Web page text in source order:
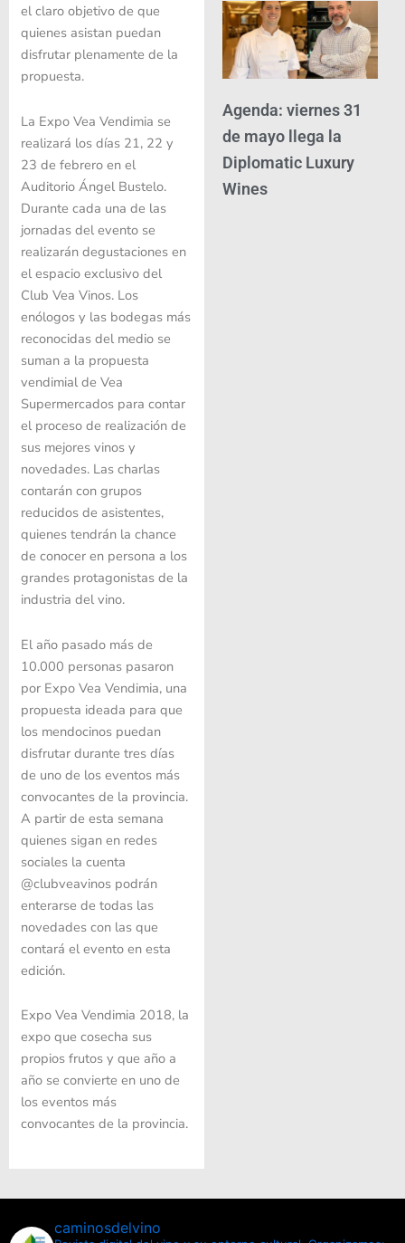
el claro objetivo de que
quienes asistan puedan
disfrutar plenamente de la
propuesta.
La Expo Vea Vendimia se
realizará los días 21, 22 y
23 de febrero en el
Auditorio Ángel Bustelo.
Durante cada una de las
jornadas del evento se
realizarán degustaciones en
el espacio exclusivo del
Club Vea Vinos. Los
enólogos y las bodegas más
reconocidas del medio se
suman a la propuesta
vendimial de Vea
Supermercados para contar
el proceso de realización de
sus mejores vinos y
novedades. Las charlas
contarán con grupos
reducidos de asistentes,
quienes tendrán la chance
de conocer en persona a los
grandes protagonistas de la
industria del vino.
El año pasado más de
10.000 personas pasaron
por Expo Vea Vendimia, una
propuesta ideada para que
los mendocinos puedan
disfrutar durante tres días
de uno de los eventos más
convocantes de la provincia.
A partir de esta semana
quienes sigan en redes
sociales la cuenta
@clubveavinos podrán
enterarse de todas las
novedades con las que
contará el evento en esta
edición.
Expo Vea Vendimia 2018, la
expo que cosecha sus
propios frutos y que año a
año se convierte en uno de
los eventos más
convocantes de la provincia.
Agenda: viernes 31
de mayo llega la
Diplomatic Luxury
Wines
caminosdelvino